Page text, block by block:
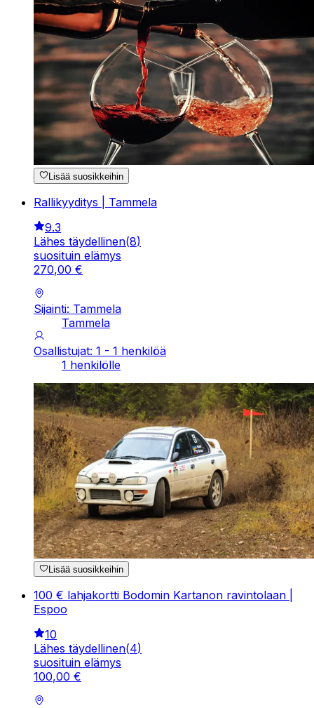
Lisää suosikkeihin
Rallikyyditys | Tammela
9.3
Lähes täydellinen(8)
suosituin elämys
270,00 €
Sijainti: Tammela
Tammela
Osallistujat: 1 - 1 henkilöä
1 henkilölle
Lisää suosikkeihin
100 € lahjakortti Bodomin Kartanon ravintolaan |
Espoo
10
Lähes täydellinen(4)
suosituin elämys
100,00 €